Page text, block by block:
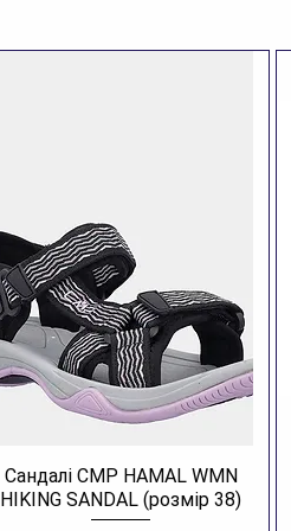
Сандалі CMP HAMAL WMN
HIKING SANDAL (розмір 38)